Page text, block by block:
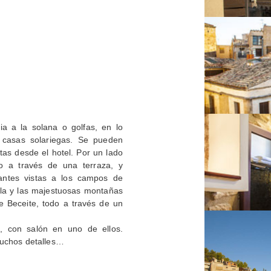
a la solana o golfas, en lo
solariegas. Se pueden
desde el hotel. Por un lado
a través de una terraza, y
vistas a los campos de
y las majestuosas montañas
Beceite, todo a través de un
con salón en uno de ellos.
detalles…